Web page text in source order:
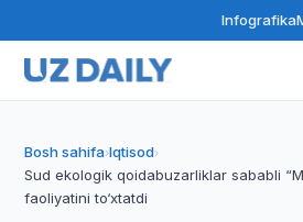
Infografika
Bosh sahifa›Iqtisod›
Sud ekologik qoidabuzarliklar sababli
faoliyatini to‘xtatdi